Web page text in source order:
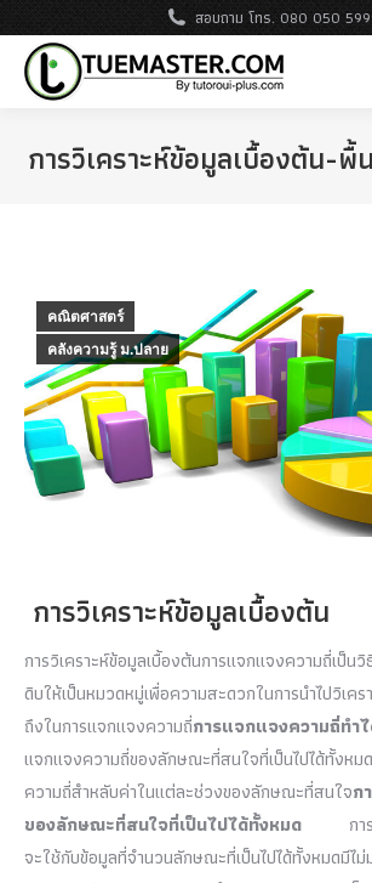
สอบถาม โทร. 080 050
การวิเคราะห์ข้อมูลเบื้องต้น-
คณิตศาสตร์
คลังความรู้ ม.ปลาย
การวิเคราะห์ข้อมูลเบื้องต้น
การวิเคราะห์ข้อมูลเบื้องต้นการแจกแจงความถี่เป็น
ดิบให้เป็นหมวดหมู่เพื่อความสะดวกในการนำไปวิเค
ถึงในการแจกแจงความถี่การแจกแจงความถี่ทำ
แจกแจงความถี่ของลักษณะที่สนใจที่เป็นไปได้ทั้งห
ความถี่สำหลับค่าในแต่ละช่วงของลักษณะที่สนใจก
ของลักษณะที่สนใจที่เป็นไปได้ทั้งหมด การแ
จะใช้กับข้อมูลที่จำนวนลักษณะที่เป็นไปได้ทั้งหมดมีไ